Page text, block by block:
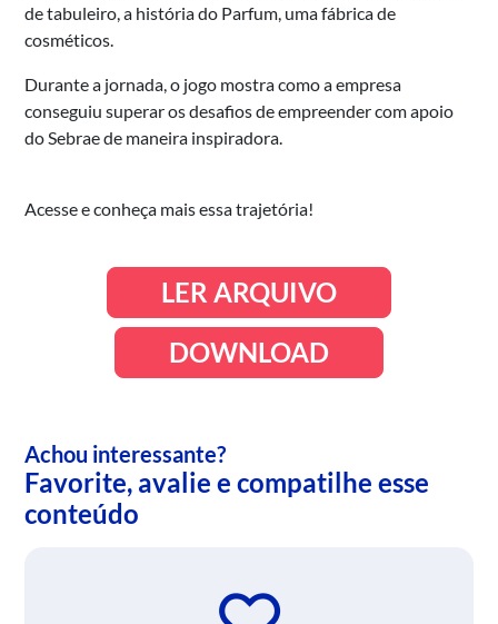
de tabuleiro, a história do Parfum, uma fábrica de
cosméticos.
Durante a jornada, o jogo mostra como a empresa
conseguiu superar os desafios de empreender com apoio
do Sebrae de maneira inspiradora.
Acesse e conheça mais essa trajetória!
LER ARQUIVO
DOWNLOAD
Achou interessante?
Favorite, avalie e compatilhe esse
conteúdo